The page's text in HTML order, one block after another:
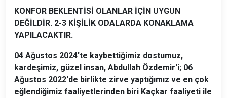
KONFOR BEKLENTİSİ OLANLAR İÇİN UYGUN
DEĞİLDİR. 2-3 KİŞİLİK ODALARDA KONAKLAMA
YAPILACAKTIR.
04 Ağustos 2024'te kaybettiğimiz dostumuz,
kardeşimiz, güzel insan, Abdullah Özdemir'i; 06
Ağustos 2022'de birlikte zirve yaptığımız ve en çok
eğlendiğimiz faaliyetlerinden biri Kaçkar faaliyeti ile